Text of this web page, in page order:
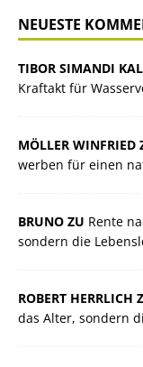
NEUESTE
TIBOR SIMANDI
Kraftakt für
MÖLLER WINFRIED
werben für einen
BRUNO ZU Rente
sondern die
ROBERT HERRLICH
das Alter, sondern